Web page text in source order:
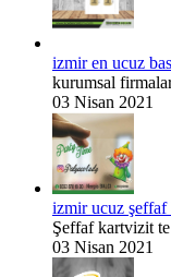
izmir en ucuz
kurumsal
03 Nisan 2021
izmir ucuz
Şeffaf kartvizit
03 Nisan 2021